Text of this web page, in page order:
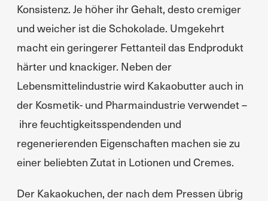
Konsistenz. Je höher ihr Gehalt, desto cremiger
und weicher ist die Schokolade. Umgekehrt
macht ein geringerer Fettanteil das Endprodukt
härter und knackiger. Neben der
Lebensmittelindustrie wird Kakaobutter auch in
der Kosmetik- und Pharmaindustrie verwendet –
ihre feuchtigkeitsspendenden und
regenerierenden Eigenschaften machen sie zu
einer beliebten Zutat in Lotionen und Cremes.
Der Kakaokuchen, der nach dem Pressen übrig